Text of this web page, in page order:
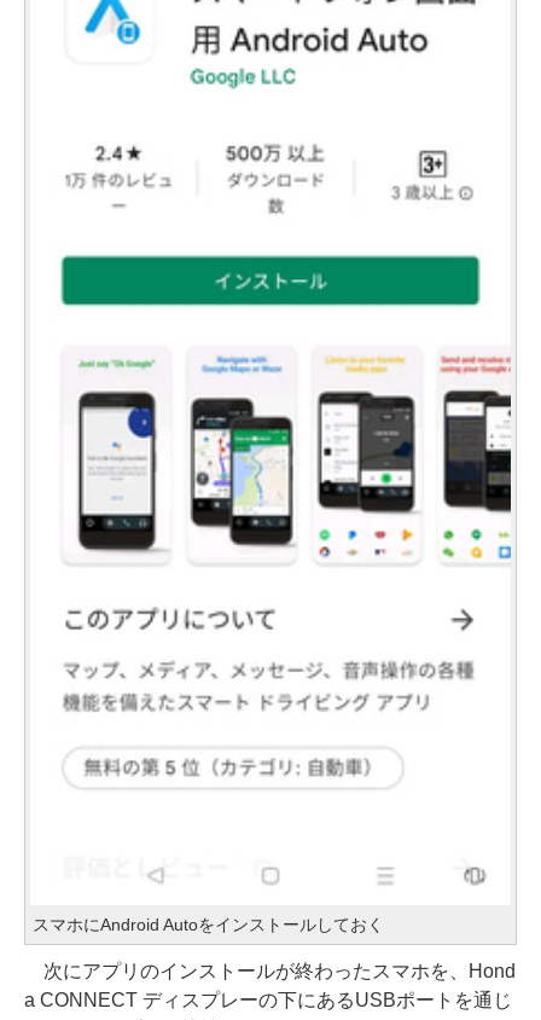
スマホにAndroid Autoをインストールしておく
次にアプリのインストールが終わったスマホを、Hond
a CONNECT ディスプレーの下にあるUSBポートを通じ